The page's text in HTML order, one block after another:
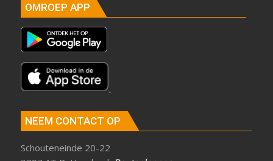
OMROEP APP
NEEM CONTACT OP
Schouteneinde 20-22